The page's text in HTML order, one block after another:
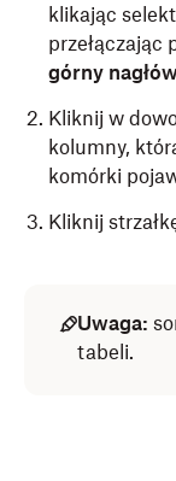
klikając
przełączając
górny
Kliknij w
kolumny,
komórki
Kliknij
Uwaga:
tabeli.